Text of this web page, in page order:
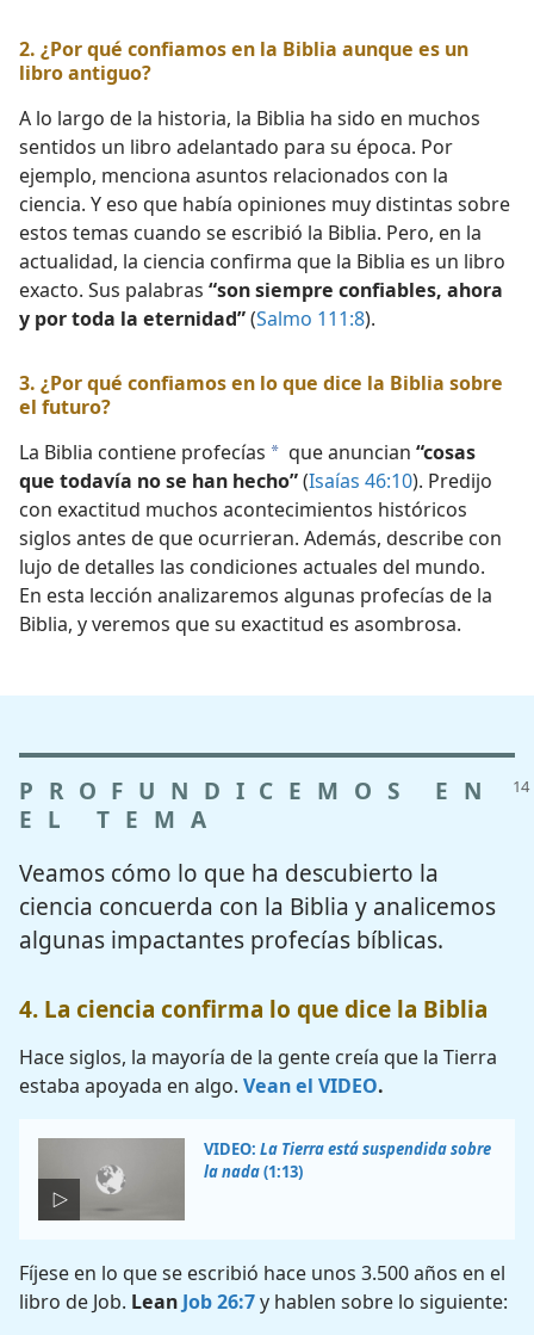
2. ¿Por qué confiamos en la Biblia aunque es un
libro antiguo?
A lo largo de la historia, la Biblia ha sido en muchos
sentidos un libro adelantado para su época. Por
ejemplo, menciona asuntos relacionados con la
ciencia. Y eso que había opiniones muy distintas sobre
estos temas cuando se escribió la Biblia. Pero, en la
actualidad, la ciencia confirma que la Biblia es un libro
exacto. Sus palabras “son siempre confiables, ahora
y por toda la eternidad”(Salmo 111:8).
3. ¿Por qué confiamos en lo que dice la Biblia sobre
el futuro?
La Biblia contiene profecías a que anuncian “cosas
que todavía no se han hecho”(Isaías 46:10). Predijo
con exactitud muchos acontecimientos históricos
siglos antes de que ocurrieran. Además, describe con
lujo de detalles las condiciones actuales del mundo.
En esta lección analizaremos algunas profecías de la
Biblia, y veremos que su exactitud es asombrosa.
PROFUNDICEMOS EN
EL TEMA
Veamos cómo lo que ha descubierto la
ciencia concuerda con la Biblia y analicemos
algunas impactantes profecías bíblicas.
4. La ciencia confirma lo que dice la Biblia
Hace siglos, la mayoría de la gente creía que la Tierra
estaba apoyada en algo. Vean el VIDEO.
VIDEO: La Tierra está suspendida sobre
la nada(1:13)
Fíjese en lo que se escribió hace unos 3.500 años en el
libro de Job. Lean Job 26:7y hablen sobre lo siguiente: